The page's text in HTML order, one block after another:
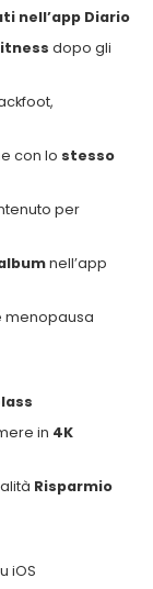
nell’app Diario
dopo gli
con lo stesso
per
nell’app
menopausa
in 4K
Risparmio
iOS